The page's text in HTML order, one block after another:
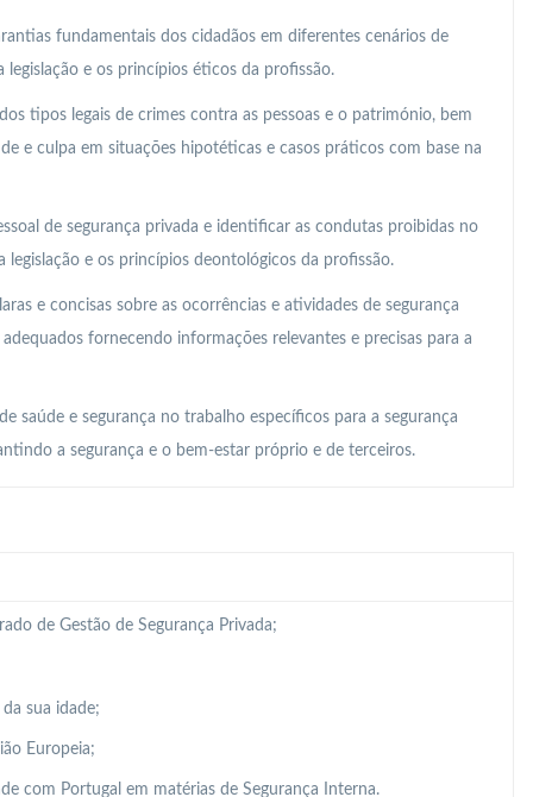
fundamentais dos cidadãos em diferentes cenários de
e os princípios éticos da profissão.
tipos legais de crimes contra as pessoas e o património, bem
e culpa em situações hipotéticas e casos práticos com base na
de segurança privada e identificar as condutas proibidas no
e os princípios deontológicos da profissão.
e concisas sobre as ocorrências e atividades de segurança
fornecendo informações relevantes e precisas para a
saúde e segurança no trabalho específicos para a segurança
a segurança e o bem-estar próprio e de terceiros.
de Gestão de Segurança Privada;
sua idade;
Europeia;
com Portugal em matérias de Segurança Interna.